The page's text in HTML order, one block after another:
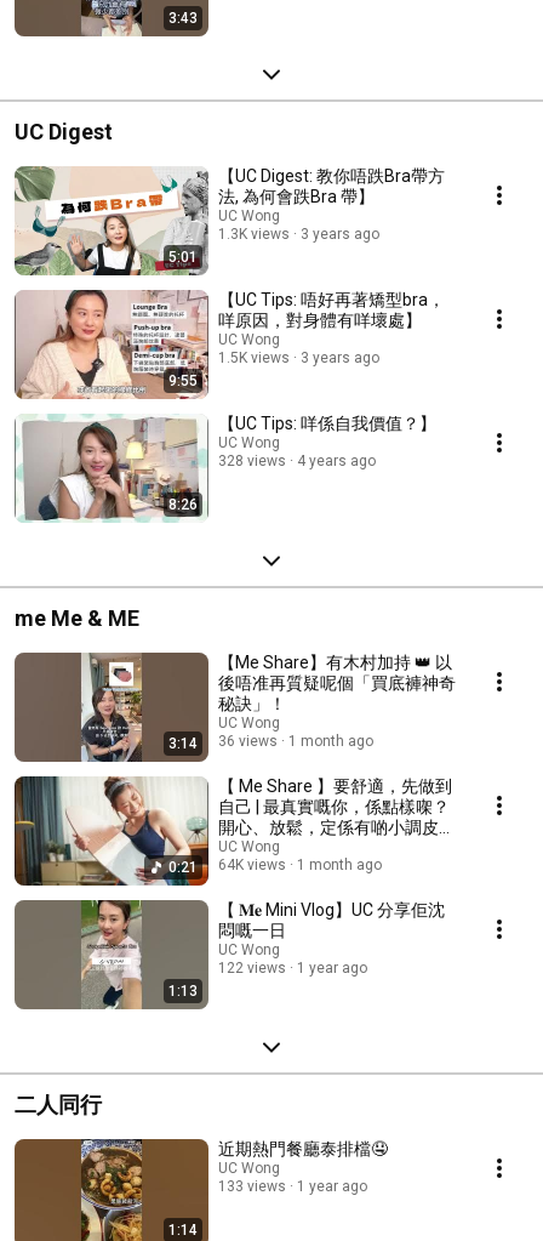
3:43
UC Digest
5:01
【UC Digest: 教你唔跌Bra帶方
法, 為何會跌Bra 帶】
UC Wong
1.3K views
3 years ago
9:55
【UC Tips: 唔好再著矯型bra，
咩原因，對身體有咩壞處】
UC Wong
1.5K views
3 years ago
8:26
【UC Tips: 咩係自我價值？】
UC Wong
328 views
4 years ago
me Me & ME
3:14
【Me Share】有木村加持 👑 以
後唔准再質疑呢個「買底褲神奇
秘訣」！
UC Wong
36 views
1 month ago
0:21
【 Me Share 】要舒適，先做到
自己 | 最真實嘅你，係點樣㗎？
開心、放鬆，定係有啲小調皮？|
擁抱你那完美的不完美日常。
UC Wong
64K views
1 month ago
1:13
【 𝐌𝐞 Mini Vlog】UC 分享佢沈
悶嘅一日
UC Wong
122 views
1 year ago
二人同行
1:14
近期熱門餐廳泰排檔🤤
UC Wong
133 views
1 year ago